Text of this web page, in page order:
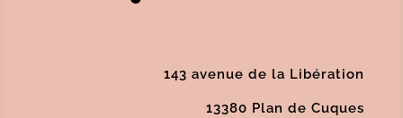
143 avenue de la Libération
13380 Plan de Cuques